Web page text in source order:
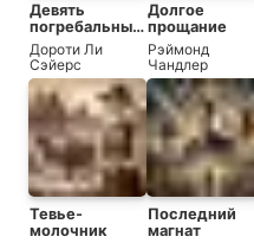
Девять
погребальных
ударов
Дороти Ли
Сэйерс
Долгое
прощание
Рэймонд
Чандлер
Тевье-
молочник
Последний
магнат